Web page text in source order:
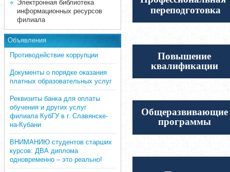
Электронная библиотека
информационных ресурсов
филиала
Объявления
Противодействие коррупции
Документы о порядке оказания
платных образовательных услуг
Реквизиты банка для оплаты
обучения и других услуг
филиала КубГУ в г. Славянске-
на-Кубани
ВНИМАНИЮ студентов старших
курсов: ДВА диплома
одновременно – это реально!
переподготовка
Повышение
квалификации
Общеразвивающие
программы